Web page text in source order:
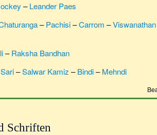
–Leander Paes
–Pachisi–Carrom –Viswanathan
–Raksha Bandhan
Sari–Salwar Kamiz –Bindi–Mehndi
Schriften